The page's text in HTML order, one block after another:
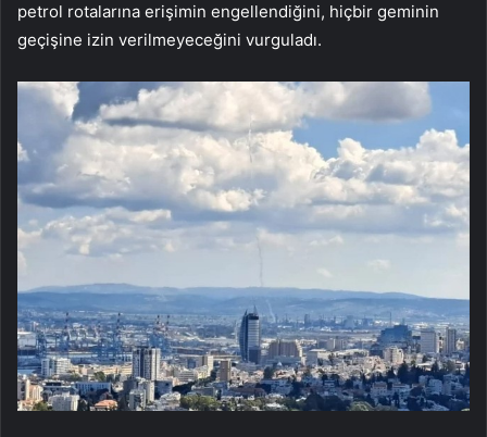
petrol rotalarına erişimin engellendiğini, hiçbir geminin
geçişine izin verilmeyeceğini vurguladı.